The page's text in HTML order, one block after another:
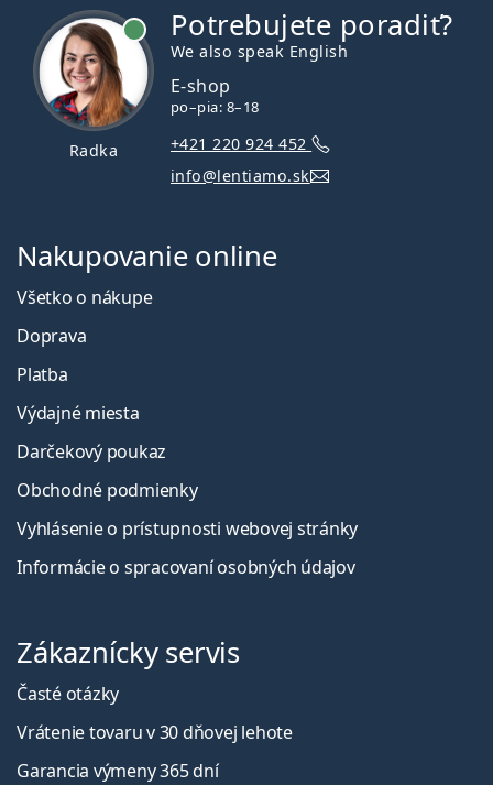
Radka
Potrebujete poradiť?
We also speak English
E-shop
po–pia: 8–18
+421 220 924 452
info@lentiamo.sk
Nakupovanie online
Všetko o nákupe
Doprava
Platba
Výdajné miesta
Darčekový poukaz
Obchodné podmienky
Vyhlásenie o prístupnosti webovej stránky
Informácie o spracovaní osobných údajov
Zákaznícky servis
Časté otázky
Vrátenie tovaru v 30 dňovej lehote
Garancia výmeny 365 dní